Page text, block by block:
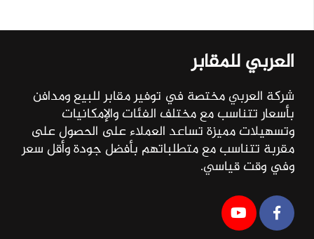
العربي للمقابر
شركة العربي مختصة في توفير مقابر للبيع ومدافن
بأسعار تتناسب مع مختلف الفئات والإمكانيات
وتسهيلات مميزة تساعد العملاء على الحصول على
مقربة تتناسب مع متطلباتهم بأفضل جودة وأقل سعر
وفي وقت قياسي.